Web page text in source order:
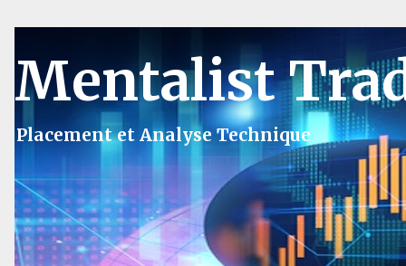
Mentalist
Placement et Analyse Technique